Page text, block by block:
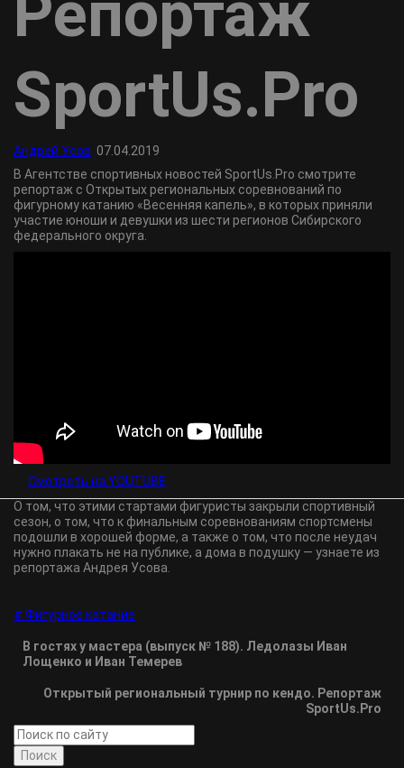
SportUs.Pro
Андрей Усов 07.04.2019
В Агентстве спортивных новостей SportUs.Рro смотрите
репортаж с Открытых региональных соревнований по
фигурному катанию «Весенняя капель», в которых приняли
участие юноши и девушки из шести регионов Сибирского
федерального округа.
Смотреть на YOUTUBE
О том, что этими стартами фигуристы закрыли спортивный
сезон, о том, что к финальным соревнованиям спортсмены
подошли в хорошей форме, а также о том, что после неудач
нужно плакать не на публике, а дома в подушку — узнаете из
репортажа Андрея Усова.
# Фигурное катание
В гостях у мастера (выпуск № 188). Ледолазы Иван
Лощенко и Иван Темерев
Открытый региональный турнир по кендо. Репортаж
SportUs.Pro
Поиск